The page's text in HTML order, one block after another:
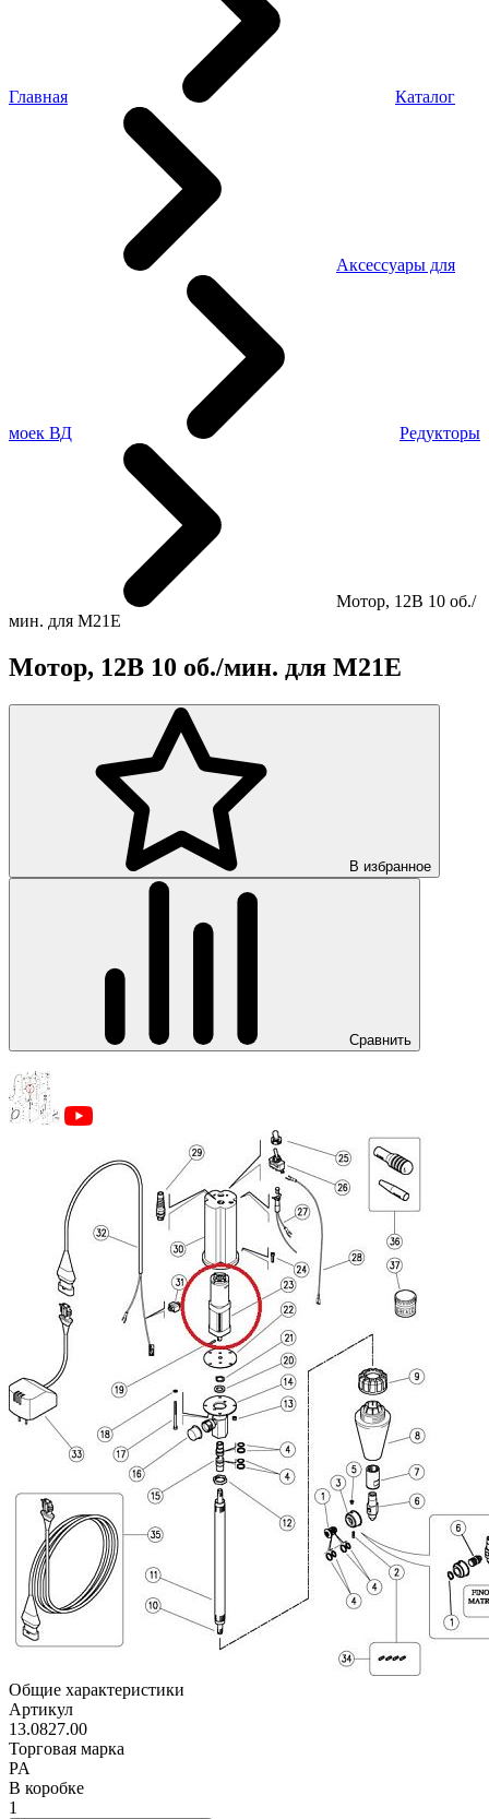
Главная Каталог
Аксессуары для
моек ВД Редукторы
Мотор, 12В 10 об./
мин. для M21E
Мотор, 12В 10 об./мин. для M21E
В избранное
Сравнить
Общие характеристики
Артикул
13.0827.00
Торговая марка
PA
В коробке
1